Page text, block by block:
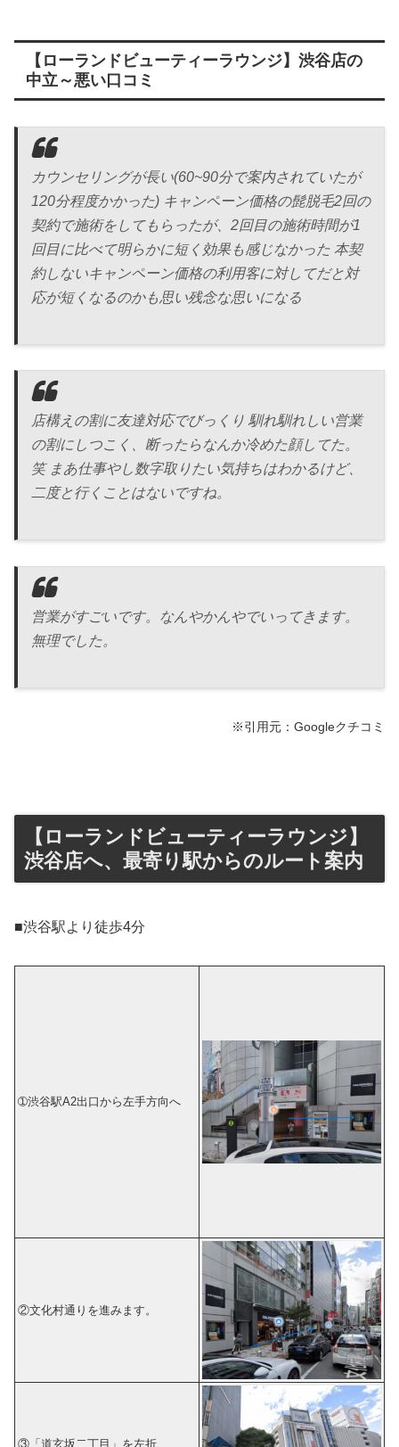
【ローランドビューティーラウンジ】渋谷店の
中立～悪い口コミ
カウンセリングが長い(60~90分で案内されていたが
120分程度かかった) キャンペーン価格の髭脱毛2回の
契約で施術をしてもらったが、2回目の施術時間が1
回目に比べて明らかに短く効果も感じなかった 本契
約しないキャンペーン価格の利用客に対してだと対
応が短くなるのかも思い残念な思いになる
店構えの割に友達対応でびっくり 馴れ馴れしい営業
の割にしつこく、断ったらなんか冷めた顔してた。
笑 まあ仕事やし数字取りたい気持ちはわかるけど、
二度と行くことはないですね。
営業がすごいです。なんやかんやでいってきます。
無理でした。
※引用元：Googleクチコミ
【ローランドビューティーラウンジ】
渋谷店へ、最寄り駅からのルート案内
■渋谷駅より徒歩4分
➀渋谷駅A2出口から左手方向へ
②文化村通りを進みます。
③「道玄坂二丁目」を左折